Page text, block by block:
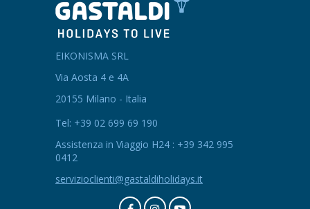
EIKONISMA SRL
Via Aosta 4 e 4A
20155 Milano - Italia
Tel: +39 02 699 69 190
Assistenza in Viaggio H24 : +39 342 995
0412
servizioclienti@gastaldiholidays.it